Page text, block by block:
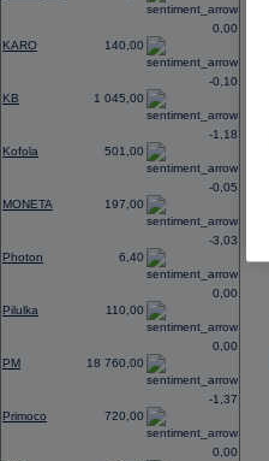
KARO 140,00
0,00
KB 1 045,00
-0,10
Kofola 501,00
-1,18
MONETA 197,00
-0,05
Photon 6,40
-3,03
Pilulka 110,00
0,00
PM 18 760,00
0,00
Primoco 720,00
-1,37
0,00